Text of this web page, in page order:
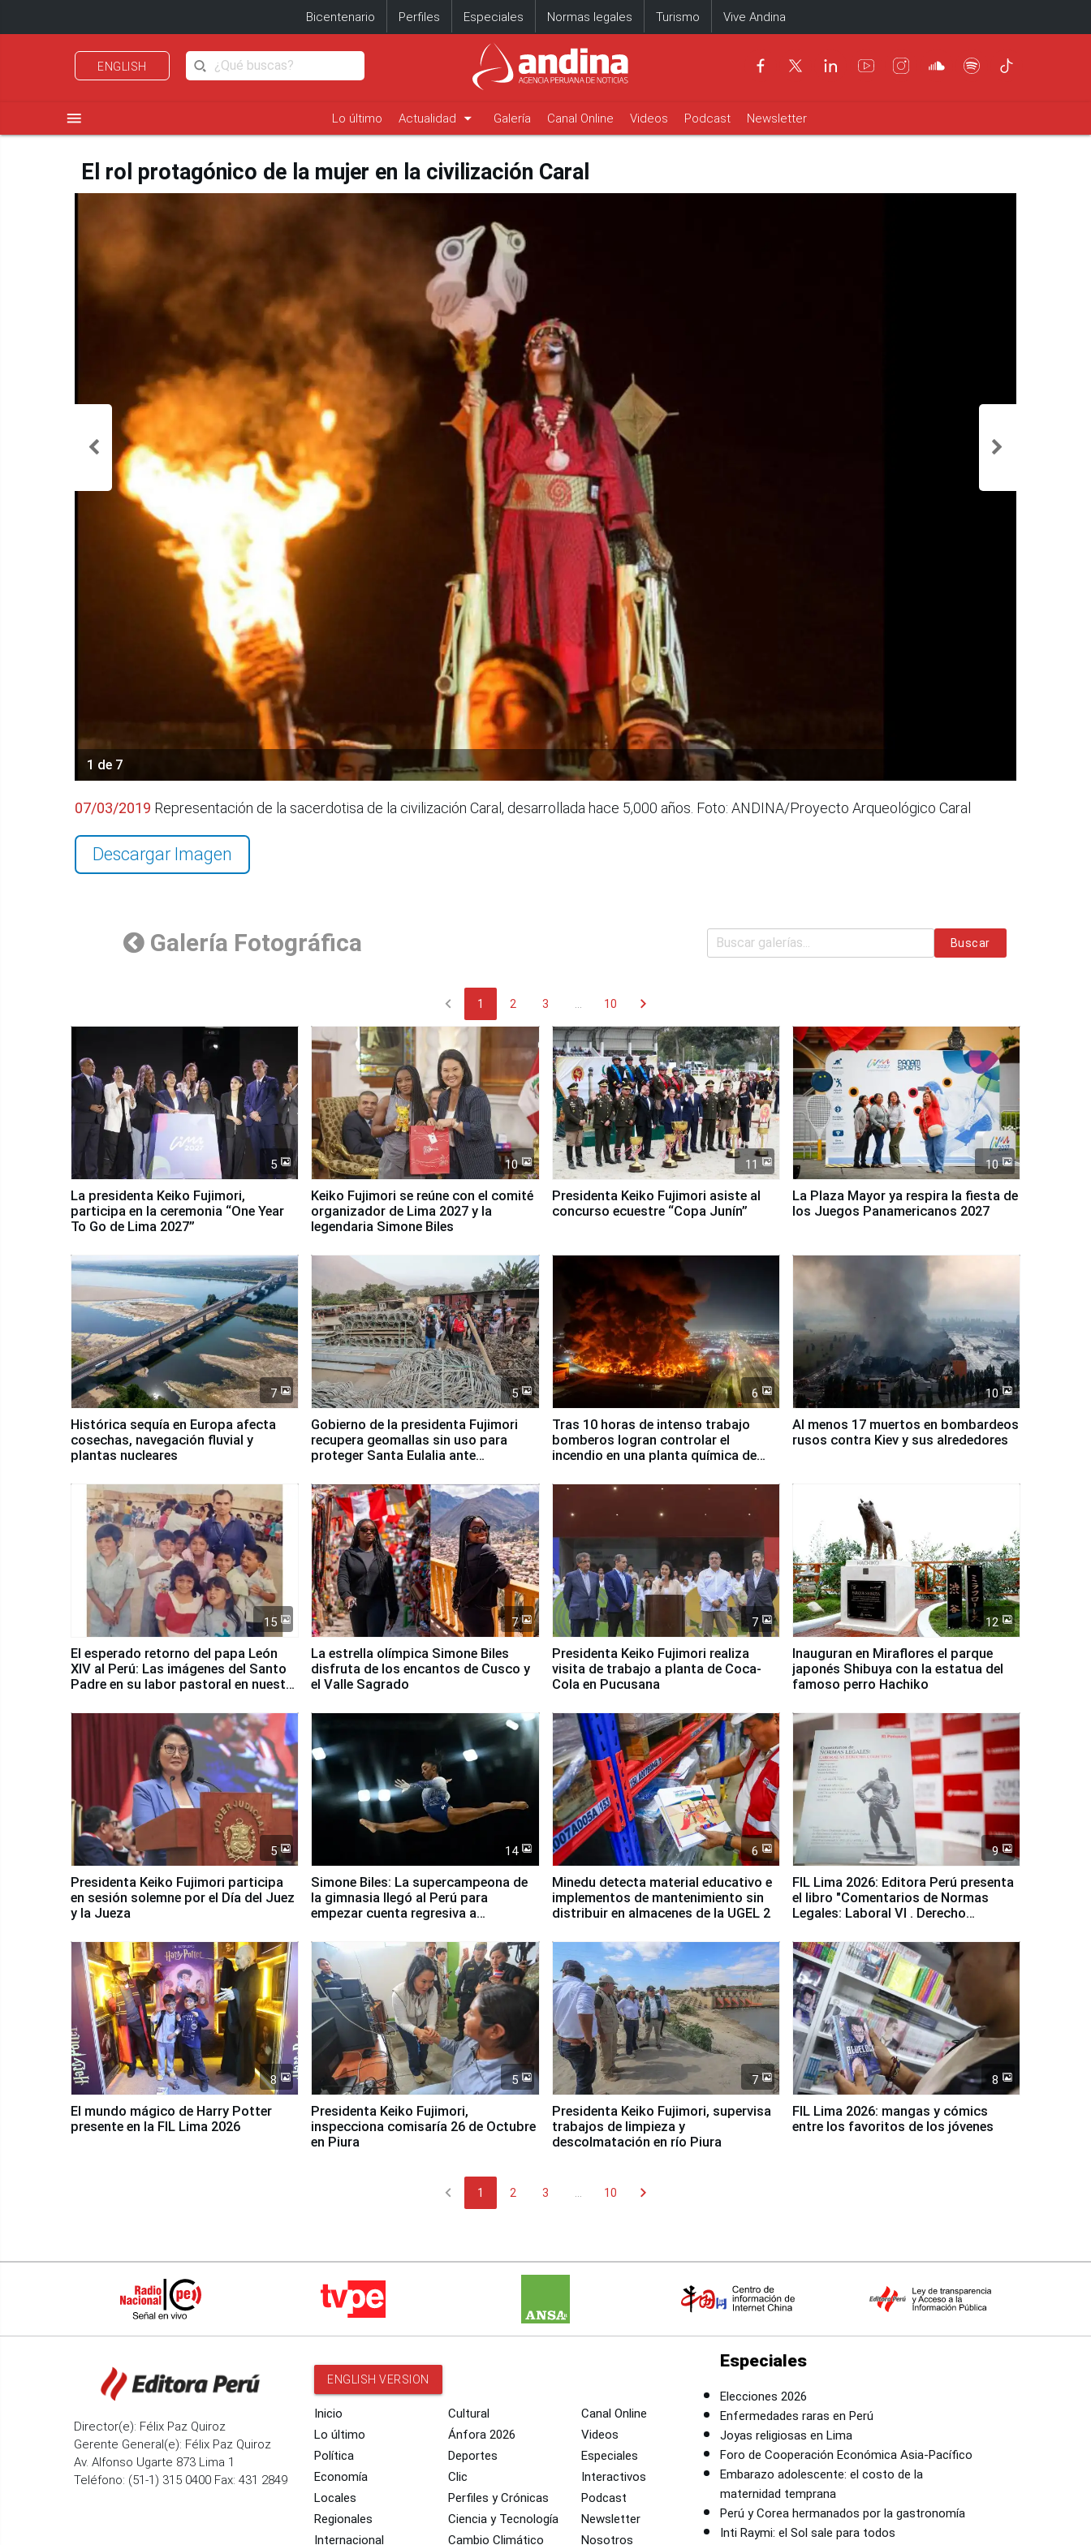
Bicentenario Perfiles Especiales Normas legales Turismo Vive Andina
ENGLISH
menu Lo último Actualidad arrow_drop_down Galería Canal Online Videos Podcast Newsletter
El rol protagónico de la mujer en la civilización Caral
1 de 7
07/03/2019 Representación de la sacerdotisa de la civilización Caral, desarrollada hace 5,000 años. Foto: ANDINA/Proyecto Arqueológico Caral
Descargar Imagen
Galería Fotográfica Buscar
chevron_left 1 2 3 10 chevron_right
5
La presidenta Keiko Fujimori,
participa en la ceremonia “One Year
To Go de Lima 2027”
10
Keiko Fujimori se reúne con el comité
organizador de Lima 2027 y la
legendaria Simone Biles
11
Presidenta Keiko Fujimori asiste al
concurso ecuestre “Copa Junín”
10
La Plaza Mayor ya respira la fiesta de
los Juegos Panamericanos 2027
7
Histórica sequía en Europa afecta
cosechas, navegación fluvial y
plantas nucleares
5
Gobierno de la presidenta Fujimori
recupera geomallas sin uso para
proteger Santa Eulalia ante
6
Tras 10 horas de intenso trabajo
bomberos logran controlar el
incendio en una planta química de
10
Al menos 17 muertos en bombardeos
rusos contra Kiev y sus alrededores
15
El esperado retorno del papa León
XIV al Perú: Las imágenes del Santo
Padre en su labor pastoral en nuestro
7
La estrella olímpica Simone Biles
disfruta de los encantos de Cusco y
el Valle Sagrado
7
Presidenta Keiko Fujimori realiza
visita de trabajo a planta de Coca-
Cola en Pucusana
12
Inauguran en Miraflores el parque
japonés Shibuya con la estatua del
famoso perro Hachiko
5
Presidenta Keiko Fujimori participa
en sesión solemne por el Día del Juez
y la Jueza
14
Simone Biles: La supercampeona de
la gimnasia llegó al Perú para
empezar cuenta regresiva a
6
Minedu detecta material educativo e
implementos de mantenimiento sin
distribuir en almacenes de la UGEL 2
9
FIL Lima 2026: Editora Perú presenta
el libro "Comentarios de Normas
Legales: Laboral Vl . Derecho
8
El mundo mágico de Harry Potter
presente en la FIL Lima 2026
5
Presidenta Keiko Fujimori,
inspecciona comisaría 26 de Octubre
en Piura
7
Presidenta Keiko Fujimori, supervisa
trabajos de limpieza y
descolmatación en río Piura
8
FIL Lima 2026: mangas y cómics
entre los favoritos de los jóvenes
chevron_left 1 2 3 10 chevron_right
Director(e): Félix Paz Quiroz
Gerente General(e): Félix Paz Quiroz
Av. Alfonso Ugarte 873 Lima 1
Teléfono: (51-1) 315 0400 Fax: 431 2849
ENGLISH VERSION
Inicio
Lo último
Política
Economía
Locales
Regionales
Internacional
Cultural
Ánfora 2026
Deportes
Clic
Perfiles y Crónicas
Ciencia y Tecnología
Cambio Climático
Canal Online
Videos
Especiales
Interactivos
Podcast
Newsletter
Nosotros
Especiales
Elecciones 2026
Enfermedades raras en Perú
Joyas religiosas en Lima
Foro de Cooperación Económica Asia-Pacífico
Embarazo adolescente: el costo de la
maternidad temprana
Perú y Corea hermanados por la gastronomía
Inti Raymi: el Sol sale para todos